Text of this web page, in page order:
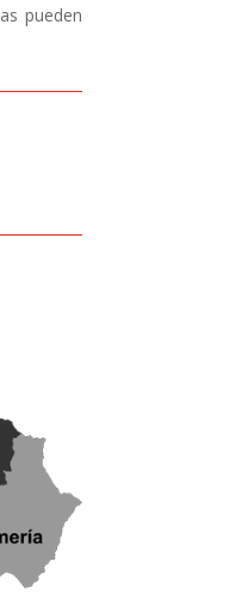
pueden